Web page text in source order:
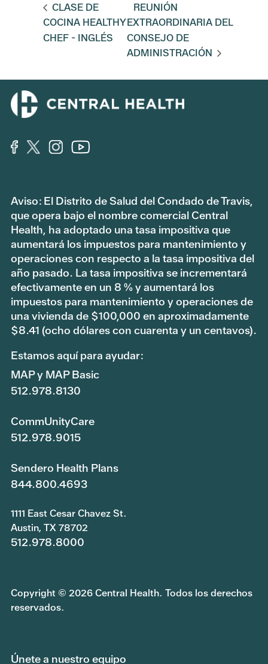
CLASE DE
COCINA HEALTHY
CHEF - INGLÉS
REUNIÓN
EXTRAORDINARIA DEL
CONSEJO DE
ADMINISTRACIÓN
Aviso: El Distrito de Salud del Condado de Travis,
que opera bajo el nombre comercial Central
Health, ha adoptado una tasa impositiva que
aumentará los impuestos para mantenimiento y
operaciones con respecto a la tasa impositiva del
año pasado. La tasa impositiva se incrementará
efectivamente en un 8 % y aumentará los
impuestos para mantenimiento y operaciones de
una vivienda de $100,000 en aproximadamente
$8.41 (ocho dólares con cuarenta y un centavos).
Estamos aquí para ayudar:
MAP y MAP Basic
512.978.8130
CommUnityCare
512.978.9015
Sendero Health Plans
844.800.4693
1111 East Cesar Chavez St.
Austin, TX 78702
512.978.8000
Copyright © 2026 Central Health. Todos los derechos
reservados.
Únete a nuestro equipo